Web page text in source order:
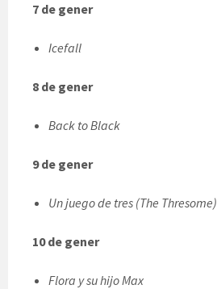
7 de gener
Icefall
8 de gener
Back to Black
9 de gener
Un juego de tres (The Thresome)
10 de gener
Flora y su hijo Max